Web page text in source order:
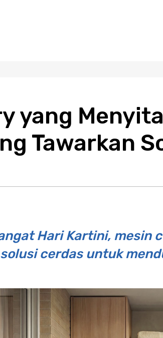
yang
Tawarkan
Hari Kartini, mesin
cerdas untuk